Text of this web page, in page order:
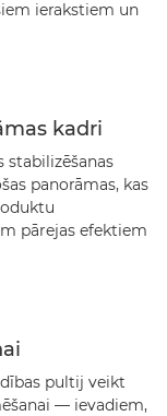
ierakstiem un
kadri
panorāmas, kas
pārejas efektiem
pultij veikt
— ievadiem,